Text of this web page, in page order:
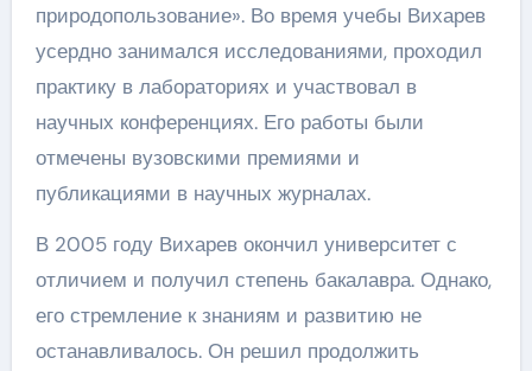
природопользование». Во время учебы Вихарев
усердно занимался исследованиями, проходил
практику в лабораториях и участвовал в
научных конференциях. Его работы были
отмечены вузовскими премиями и
публикациями в научных журналах.
В 2005 году Вихарев окончил университет с
отличием и получил степень бакалавра. Однако,
его стремление к знаниям и развитию не
останавливалось. Он решил продолжить